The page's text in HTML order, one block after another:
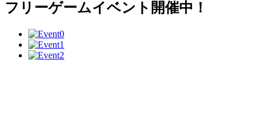
フリーゲームイベント開催中！